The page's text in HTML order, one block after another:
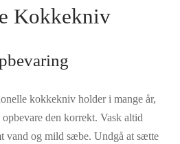
Kokkekniv
kokkekniv holder i mange år,
den korrekt. Vask altid
vand og mild sæbe. Undgå at sætte